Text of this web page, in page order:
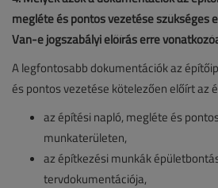
megléte és pontos vezetése szükséges
Van-e jogszabályi előírás erre
A legfontosabb dokumentációk az
és pontos vezetése kötelezően előírt az
az építési napló, megléte és
munkaterületen,
az építkezési munkák
tervdokumentációja,